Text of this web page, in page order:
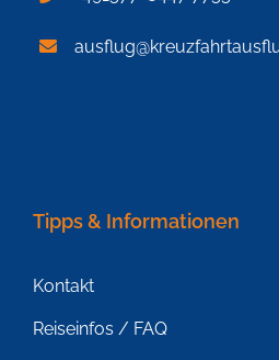
Tipps & Informationen
Kontakt
Reiseinfos / FAQ